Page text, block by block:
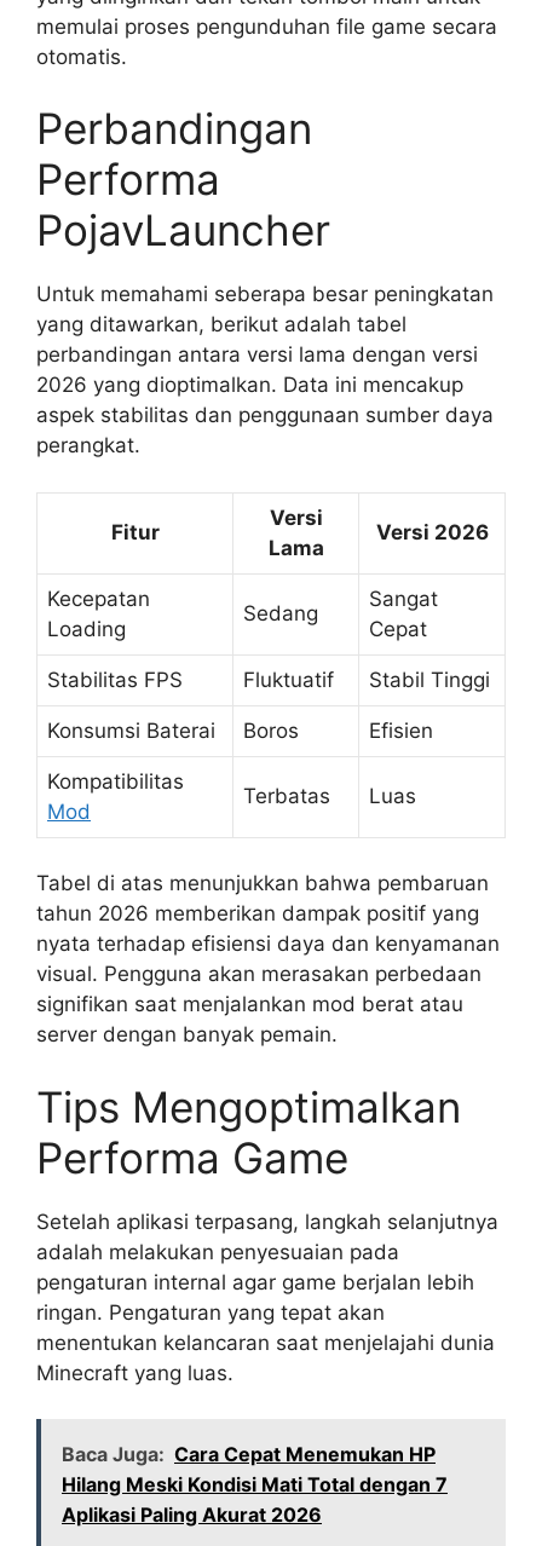
memulai proses pengunduhan file game secara
otomatis.
Perbandingan
Performa
PojavLauncher
Untuk memahami seberapa besar peningkatan
yang ditawarkan, berikut adalah tabel
perbandingan antara versi lama dengan versi
2026 yang dioptimalkan. Data ini mencakup
aspek stabilitas dan penggunaan sumber daya
perangkat.
Fitur
Versi
Lama
Versi 2026
Kecepatan
Loading
Sedang
Sangat
Cepat
Stabilitas FPS Fluktuatif Stabil Tinggi
Konsumsi Baterai Boros Efisien
Kompatibilitas
Mod
Terbatas Luas
Tabel di atas menunjukkan bahwa pembaruan
tahun 2026 memberikan dampak positif yang
nyata terhadap efisiensi daya dan kenyamanan
visual. Pengguna akan merasakan perbedaan
signifikan saat menjalankan mod berat atau
server dengan banyak pemain.
Tips Mengoptimalkan
Performa Game
Setelah aplikasi terpasang, langkah selanjutnya
adalah melakukan penyesuaian pada
pengaturan internal agar game berjalan lebih
ringan. Pengaturan yang tepat akan
menentukan kelancaran saat menjelajahi dunia
Minecraft yang luas.
Baca Juga: Cara Cepat Menemukan HP
Hilang Meski Kondisi Mati Total dengan 7
Aplikasi Paling Akurat 2026